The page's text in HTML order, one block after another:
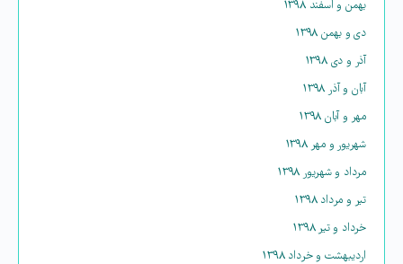
بهمن و اسفند ۱۳۹۸
دی و بهمن ۱۳۹۸
آذر و دی ۱۳۹۸
آبان و آذر ۱۳۹۸
مهر و آبان ۱۳۹۸
شهریور و مهر ۱۳۹۸
مرداد و شهریور ۱۳۹۸
تیر و مرداد ۱۳۹۸
خرداد و تیر ۱۳۹۸
اردیبهشت و خرداد ۱۳۹۸